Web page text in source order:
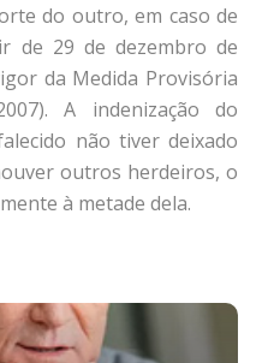
do outro, em caso de
de 29 de dezembro de
da Medida Provisória
A indenização do
não tiver deixado
outros herdeiros, o
à metade dela.